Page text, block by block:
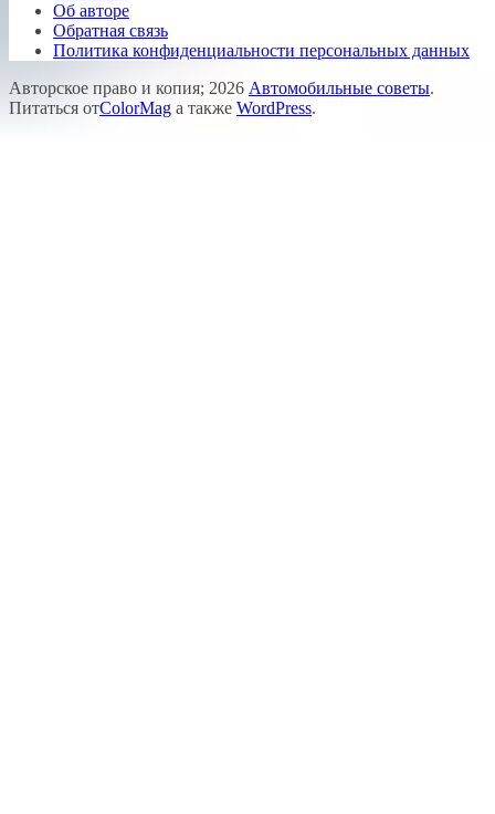
Об авторе
Обратная связь
Политика конфиденциальности персональных данных
Авторское право и копия; 2026 Автомобильные советы.
Питаться отColorMag а также WordPress.